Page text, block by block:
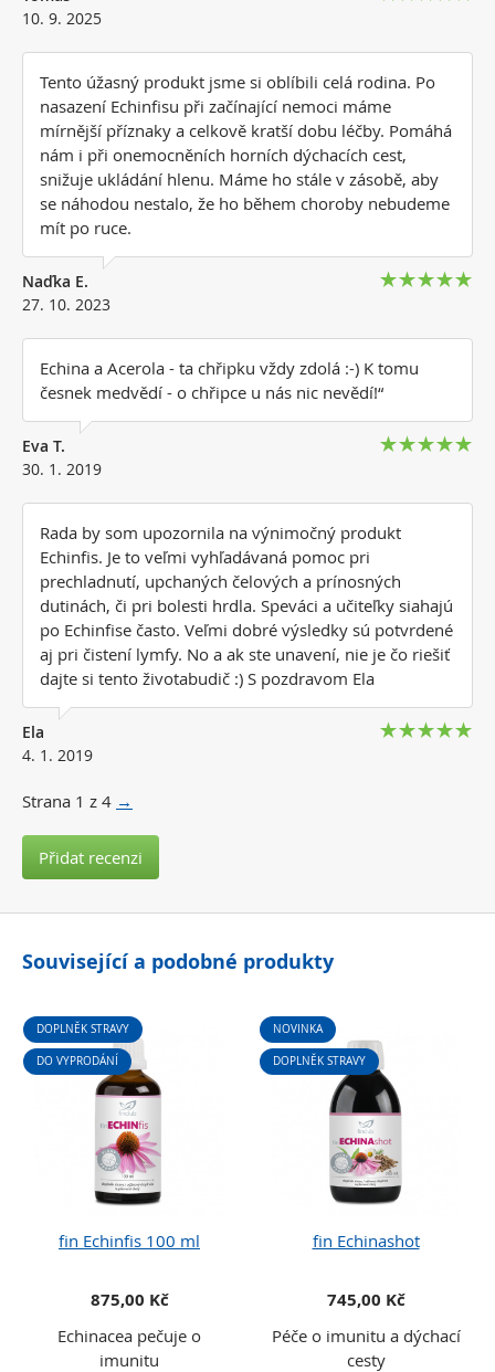
10. 9. 2025
Tento úžasný produkt jsme si oblíbili celá rodina. Po
nasazení Echinfisu při začínající nemoci máme
mírnější příznaky a celkově kratší dobu léčby. Pomáhá
nám i při onemocněních horních dýchacích cest,
snižuje ukládání hlenu. Máme ho stále v zásobě, aby
se náhodou nestalo, že ho během choroby nebudeme
mít po ruce.
Naďka E.
27. 10. 2023
Echina a Acerola - ta chřipku vždy zdolá :-) K tomu
česnek medvědí - o chřipce u nás nic nevědí!“
Eva T.
30. 1. 2019
Rada by som upozornila na výnimočný produkt
Echinfis. Je to veľmi vyhľadávaná pomoc pri
prechladnutí, upchaných čelových a prínosných
dutinách, či pri bolesti hrdla. Speváci a učiteľky siahajú
po Echinfise často. Veľmi dobré výsledky sú potvrdené
aj pri čistení lymfy. No a ak ste unavení, nie je čo riešiť
dajte si tento životabudič :) S pozdravom Ela
Ela
4. 1. 2019
Strana 1 z 4 →
Přidat recenzi
Související a podobné produkty
fin Echinfis 100 ml
DOPLNĚK STRAVY
DO VYPRODÁNÍ
875,00 Kč
Echinacea pečuje o
imunitu
fin Echinashot
NOVINKA
DOPLNĚK STRAVY
745,00 Kč
Péče o imunitu a dýchací
cesty